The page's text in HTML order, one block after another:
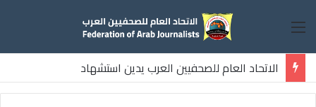
القائمة
الاتحاد العام للصحفيين العرب يدين استشهاد
ثلاثة صحفيين فلسطينيين باستهداف إسرائيلي وسط قطاع غزة